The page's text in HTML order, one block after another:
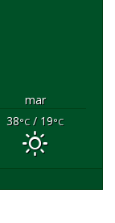
mar
38°C/ 19°C